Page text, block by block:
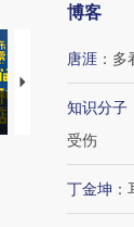
【推广】走进第四
会，让数智科技“
博客
唐涯 ： 多
知识分子
受伤
丁金坤 ：